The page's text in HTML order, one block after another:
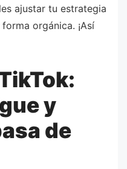
ajustar tu estrategia
orgánica. ¡Así
y
de